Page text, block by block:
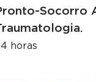
Socorro
horas